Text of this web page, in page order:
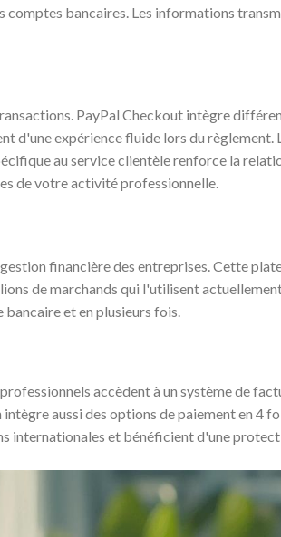
bancaires. Les informations
PayPal Checkout intègre
d'une expérience fluide lors du règlement.
au service clientèle renforce la
de votre activité professionnelle.
financière des entreprises. Cette
de marchands qui l'utilisent
et en plusieurs fois.
accèdent à un système de
aussi des options de paiement en 4
internationales et bénéficient d'une